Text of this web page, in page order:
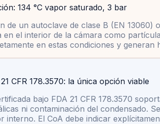
134 °C vapor saturado, 3 bar
de un autoclave de clase B (EN
en el interior de la cámara como
en estas condiciones y
CFR 178.3570: la única opción viable
bajo FDA 21 CFR 178.3570
ni contaminación del condensado.
interno. El CoA debe indicar